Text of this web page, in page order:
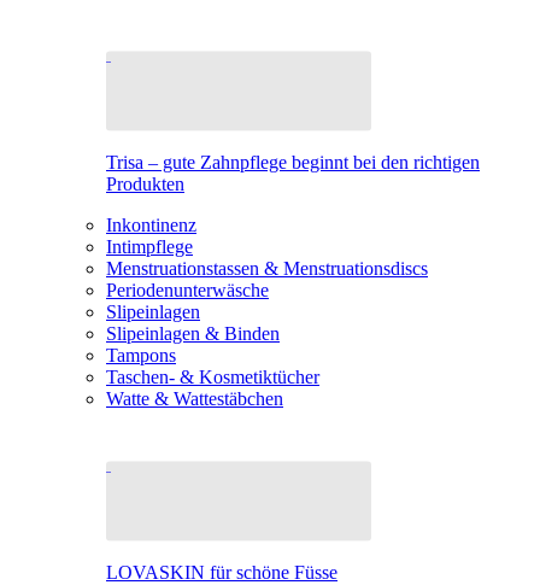
Trisa – gute Zahnpflege beginnt bei den richtigen
Produkten
Inkontinenz
Intimpflege
Menstruationstassen & Menstruationsdiscs
Periodenunterwäsche
Slipeinlagen
Slipeinlagen & Binden
Tampons
Taschen- & Kosmetiktücher
Watte & Wattestäbchen
LOVASKIN für schöne Füsse